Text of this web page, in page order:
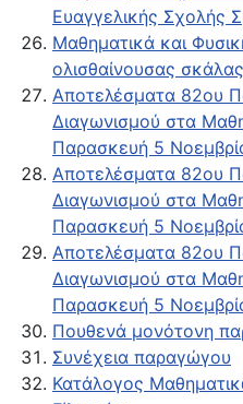
Ευαγγελικής Σχολής
Μαθηματικά και
ολισθαίνουσας σκάλας
Αποτελέσματα 82ου
Διαγωνισμού στα
Παρασκευή 5
Αποτελέσματα 82ου
Διαγωνισμού στα
Παρασκευή 5
Αποτελέσματα 82ου
Διαγωνισμού στα
Παρασκευή 5
Πουθενά μονότονη
Συνέχεια παραγώγου
Κατάλογος